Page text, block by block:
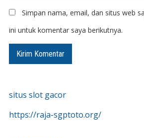
situs slot gacor
https://raja-sgptoto.org/
Simpan nama, email, dan situs web
ini untuk komentar saya berikutnya.